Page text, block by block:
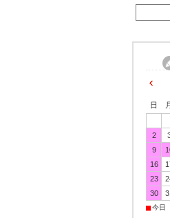
日
2
9
16
23
30
■今日